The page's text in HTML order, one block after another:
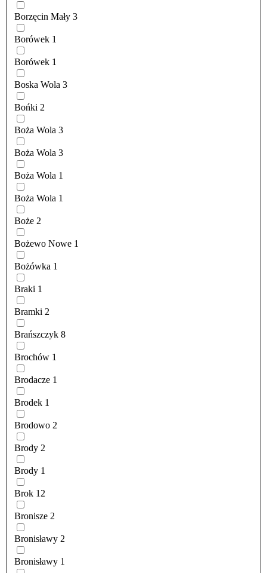
Borzęcin Mały 3
Borówek 1
Borówek 1
Boska Wola 3
Bońki 2
Boża Wola 3
Boża Wola 3
Boża Wola 1
Boża Wola 1
Boże 2
Bożewo Nowe 1
Bożówka 1
Braki 1
Bramki 2
Brańszczyk 8
Brochów 1
Brodacze 1
Brodek 1
Brodowo 2
Brody 2
Brody 1
Brok 12
Bronisze 2
Bronisławy 2
Bronisławy 1